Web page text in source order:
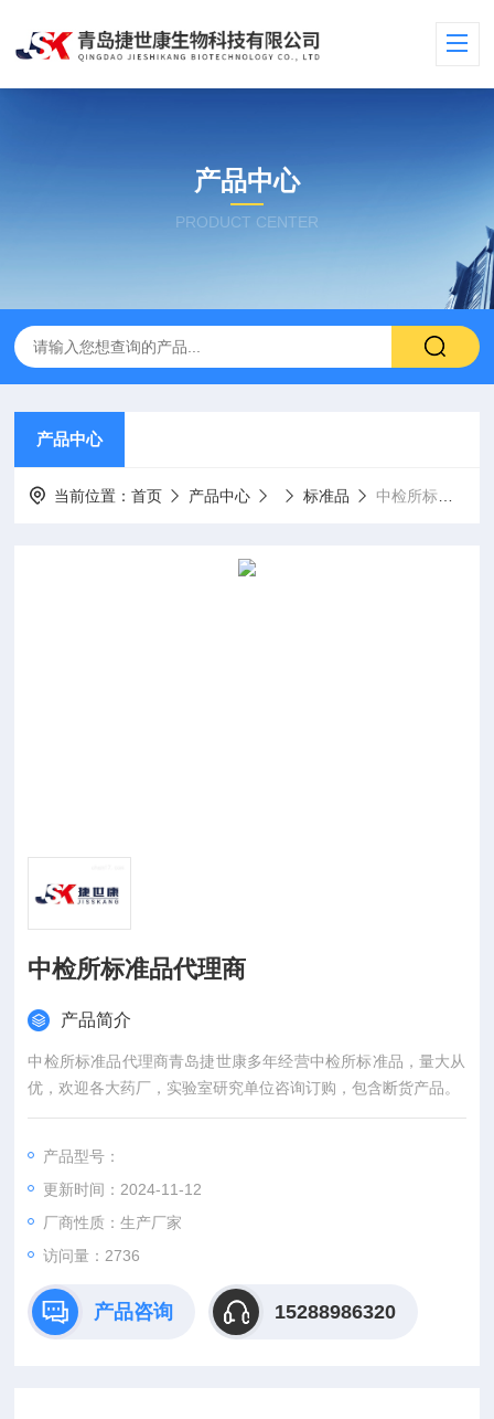
产品中心
PRODUCT CENTER
产品中心
当前位置：首页 产品中心 标准品 中检所标准品代理商
中检所标准品代理商
产品简介
中检所标准品代理商青岛捷世康多年经营中检所标准品，量大从
优，欢迎各大药厂，实验室研究单位咨询订购，包含断货产品。
产品型号：
更新时间：2024-11-12
厂商性质：生产厂家
访问量：2736
产品咨询 15288986320